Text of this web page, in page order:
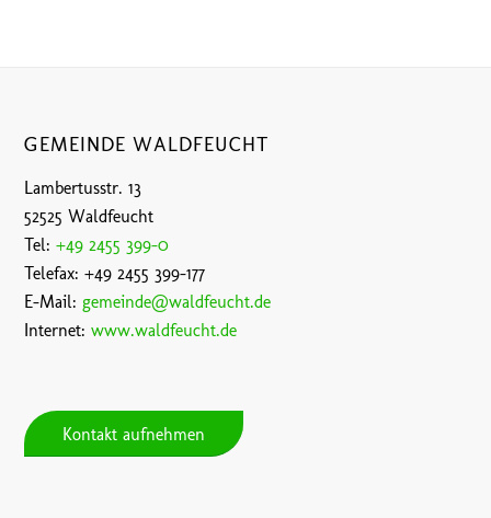
GEMEINDE WALDFEUCHT
Lambertusstr. 13
52525 Waldfeucht
Tel:+49 2455 399-0
Telefax: +49 2455 399-177
E-Mail: gemeinde@waldfeucht.de
Internet:www.waldfeucht.de
Kontakt aufnehmen